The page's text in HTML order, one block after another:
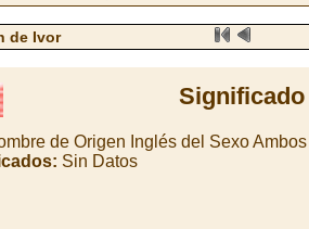
de Ivor
de Origen Inglés del Sexo Ambos
Sin Datos